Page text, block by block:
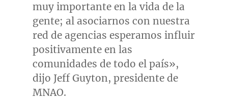
muy importante en la vida de la
gente; al asociarnos con nuestra
red de agencias esperamos influir
positivamente en las
comunidades de todo el país»,
dijo Jeff Guyton, presidente de
MNAO.